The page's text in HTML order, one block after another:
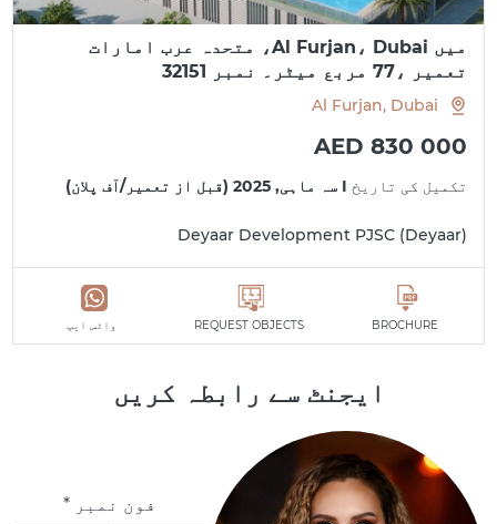
میں Al Furjan، Dubai، متحدہ عرب امارات
تعمیر ،77 مربع میٹر۔ نمبر 32151
Al Furjan, Dubai
AED 830 000
تکمیل کی تاریخ I سہ ماہی, 2025 (قبل از تعمیر/آف پلان)
Deyaar Development PJSC (Deyaar)
BROCHURE
REQUEST OBJECTS واٹس ایپ
ایجنٹ سے رابطہ کریں
فون نمبر *